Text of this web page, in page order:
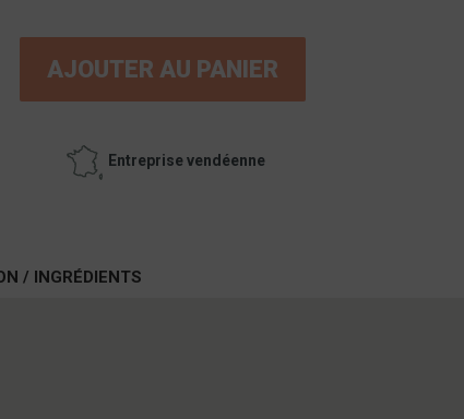
AJOUTER AU PANIER
Entreprise vendéenne
/ INGRÉDIENTS